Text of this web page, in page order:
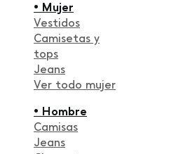
• Mujer
Vestidos
Camisetas y
tops
Jeans
Ver todo mujer
• Hombre
Camisas
Jeans